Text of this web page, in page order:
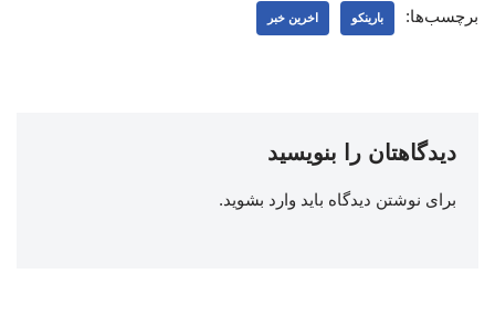
برچسب‌ها: بارینکو اخرین خبر
دیدگاهتان را بنویسید
برای نوشتن دیدگاه باید وارد بشوید.